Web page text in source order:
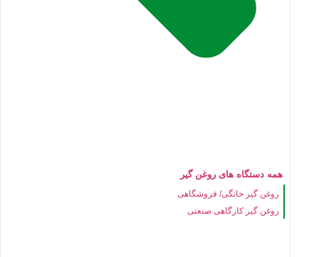
همه دستگاه های روغن گیر
روغن گیر خانگی/ فروشگاهی
روغن گیر کارگاهی صنعتی